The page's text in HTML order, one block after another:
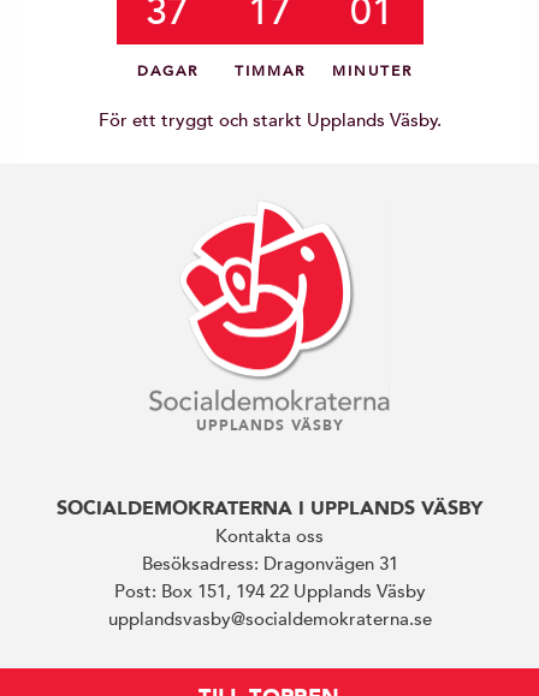
37 17 01
DAGAR TIMMAR MINUTER
För ett tryggt och starkt Upplands Väsby.
UPPLANDS VÄSBY
SOCIALDEMOKRATERNA I UPPLANDS VÄSBY
Kontakta oss
Besöksadress: Dragonvägen 31
Post: Box 151, 194 22 Upplands Väsby
upplandsvasby@socialdemokraterna.se